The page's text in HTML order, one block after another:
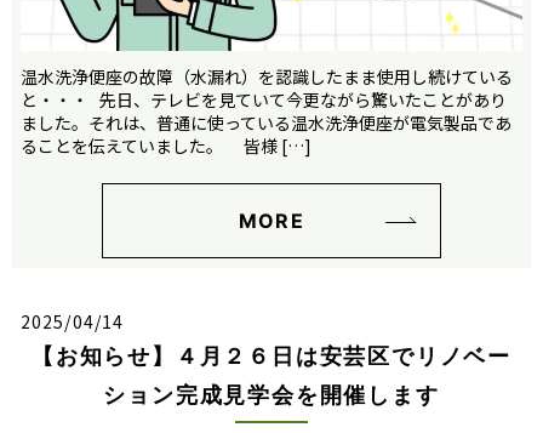
温水洗浄便座の故障（水漏れ）を認識したまま使用し続けている
と・・・ 先日、テレビを見ていて今更ながら驚いたことがあり
ました。それは、普通に使っている温水洗浄便座が電気製品であ
ることを伝えていました。 皆様 […]
MORE
2025/04/14
【お知らせ】４月２６日は安芸区でリノベー
ション完成見学会を開催します